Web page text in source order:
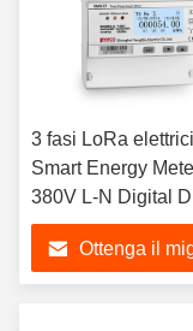
3 fasi LoRa
Smart Energy
380V L-N Digital
Wye 5 65 A
Ottenga il